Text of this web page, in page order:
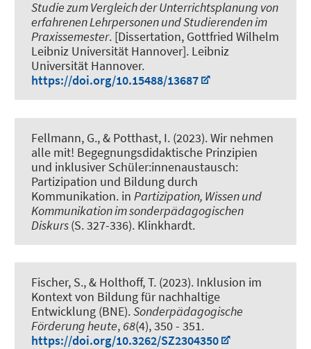
Studie zum Vergleich der Unterrichtsplanung von
erfahrenen Lehrpersonen und Studierenden im
Praxissemester. [Dissertation, Gottfried Wilhelm
Leibniz Universität Hannover]. Leibniz
Universität Hannover.
https://doi.org/10.15488/13687
Fellmann, G., & Potthast, I. (2023).Wir nehmen
alle mit! Begegnungsdidaktische Prinzipien
und inklusiver Schüler:innenaustausch:
Partizipation und Bildung durch
Kommunikation. in Partizipation, Wissen und
Kommunikation im sonderpädagogischen
Diskurs(S. 327-336). Klinkhardt.
Fischer, S., & Holthoff, T. (2023). Inklusion im
Kontext von Bildung für nachhaltige
Entwicklung (BNE).Sonderpädagogische
Förderung heute, 68(4), 350 - 351.
https://doi.org/10.3262/SZ2304350